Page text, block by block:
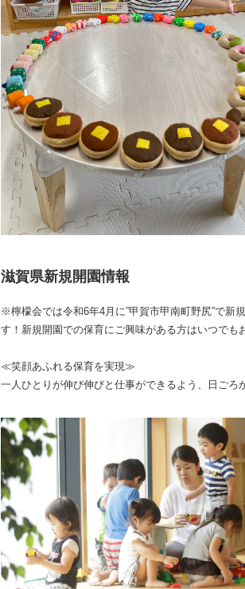
滋賀県新規開園情報
※檸檬会では令和6年4月に”甲賀市甲南町野尻”で新
す！新規開園での保育にご興味がある方はいつで
≪笑顔あふれる保育を実現≫
一人ひとりが伸び伸びと仕事ができるよう、日ご